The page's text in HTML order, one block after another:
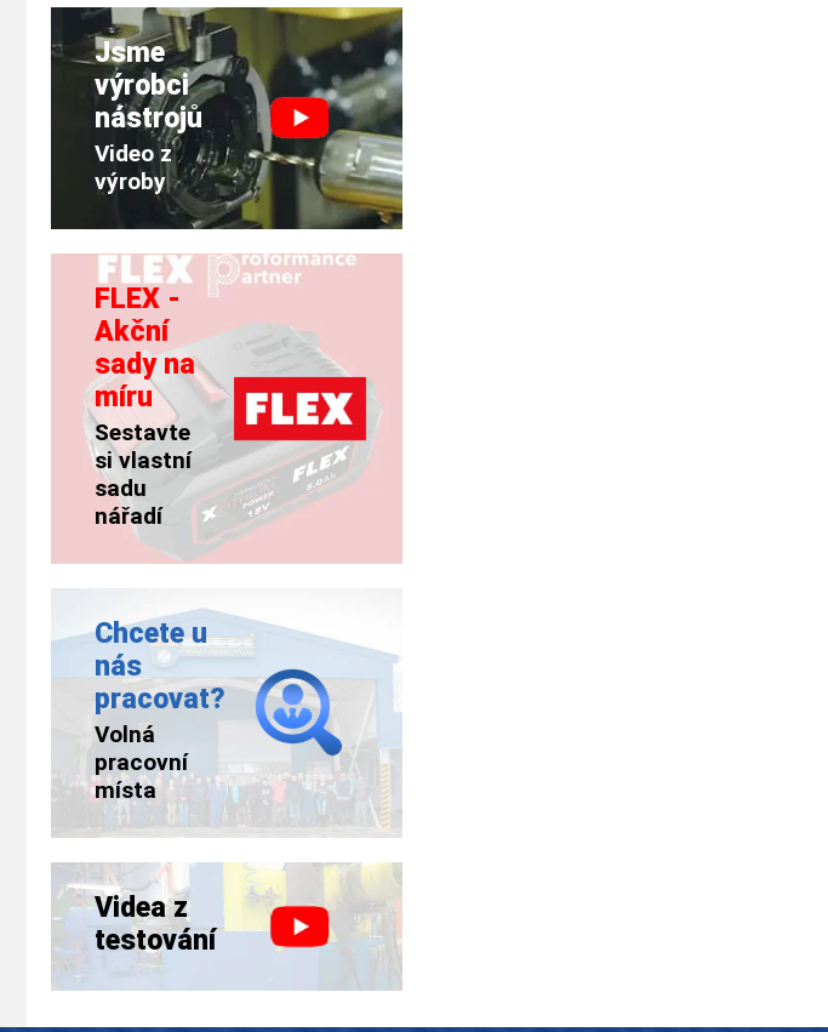
Jsme
výrobci
nástrojů
Video z
výroby
FLEX -
Akční
sady na
míru
Sestavte
si vlastní
sadu
nářadí
Chcete u
nás
pracovat?
Volná
pracovní
místa
Videa z
testování